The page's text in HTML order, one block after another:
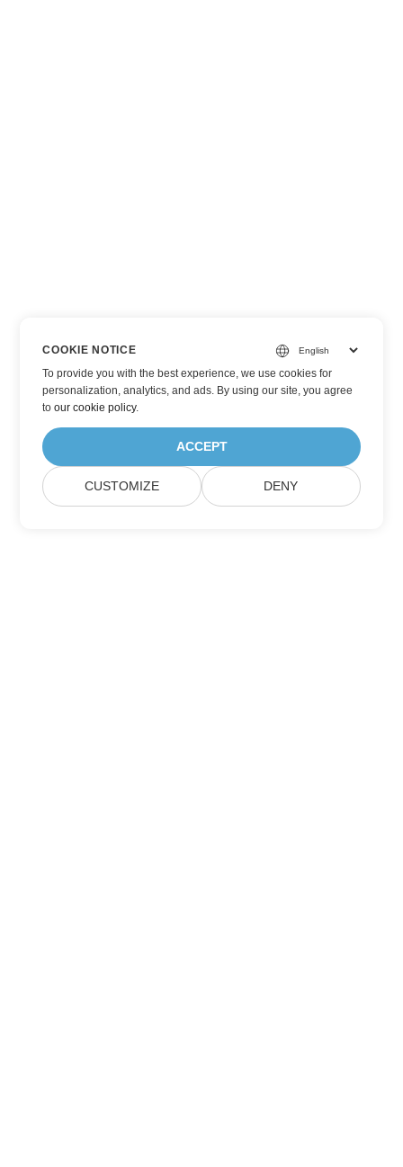
COOKIE NOTICE
To provide you with the best experience, we use cookies for
personalization, analytics, and ads. By using our site, you agree
toour cookie policy.
ACCEPT
CUSTOMIZE DENY